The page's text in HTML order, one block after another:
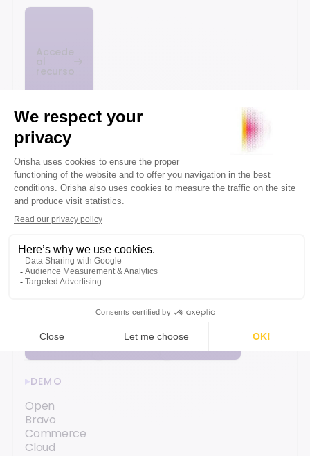
Accede
al
recurso
WÉBINAIRE
¿Preparados
para
VERIFACTU?
Openbravo
adaptado a
VERIFACTU
y
Openbravo
— webinar
para
contenido
Cómo la IA
está
transformando
contenido
DEMO
Open
Bravo
Commerce
Cloud